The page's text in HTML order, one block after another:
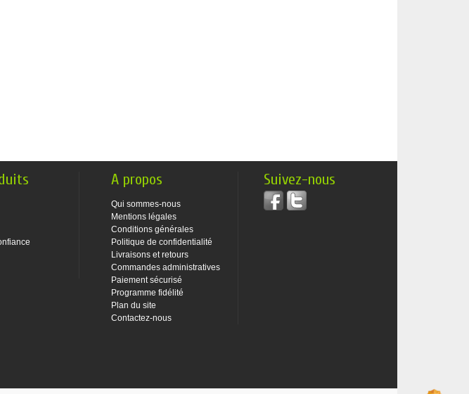
A propos
Qui sommes-nous
Mentions légales
Conditions générales
Politique de confidentialité
Livraisons et retours
Commandes administratives
Paiement sécurisé
Programme fidélité
Plan du site
Contactez-nous
Suivez-nous